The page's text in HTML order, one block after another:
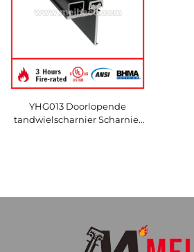
YHG013 Doorlopende
tandwielscharnier Scharnier